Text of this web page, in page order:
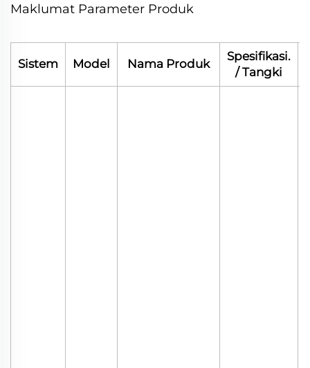
Maklumat Parameter Produk
Sistem Model Nama Produk
Spesifikasi.
/ Tangki